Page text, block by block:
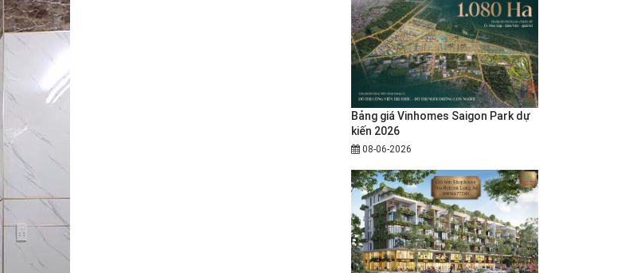
Bảng giá Vinhomes Saigon Park dự
kiến 2026
08-06-2026